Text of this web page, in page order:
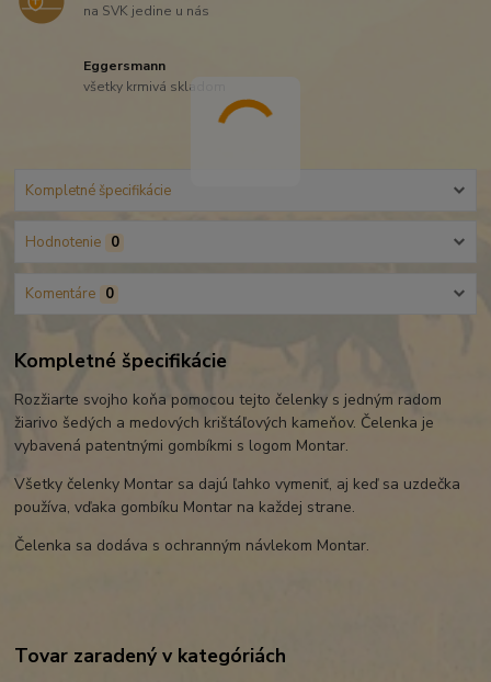
na SVK jedine u nás
Eggersmann
všetky krmivá skladom
Kompletné špecifikácie
Hodnotenie 0
Komentáre 0
Kompletné špecifikácie
Rozžiarte svojho koňa pomocou tejto čelenky s jedným radom
žiarivo šedých a medových krištáľových kameňov. Čelenka je
vybavená patentnými gombíkmi s logom Montar.
Všetky čelenky Montar sa dajú ľahko vymeniť, aj keď sa uzdečka
používa, vďaka gombíku Montar na každej strane.
Čelenka sa dodáva s ochranným návlekom Montar.
Tovar zaradený v kategóriách